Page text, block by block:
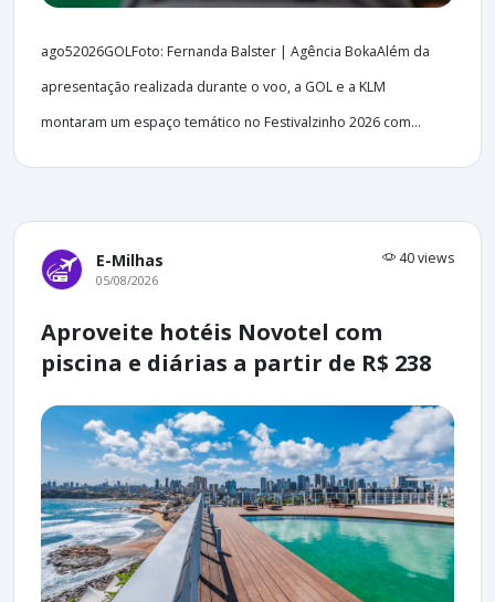
ago52026GOLFoto: Fernanda Balster | Agência BokaAlém da
apresentação realizada durante o voo, a GOL e a KLM
montaram um espaço temático no Festivalzinho 2026 com...
E-Milhas 40 views
05/08/2026
Aproveite hotéis Novotel com
piscina e diárias a partir de R$ 238